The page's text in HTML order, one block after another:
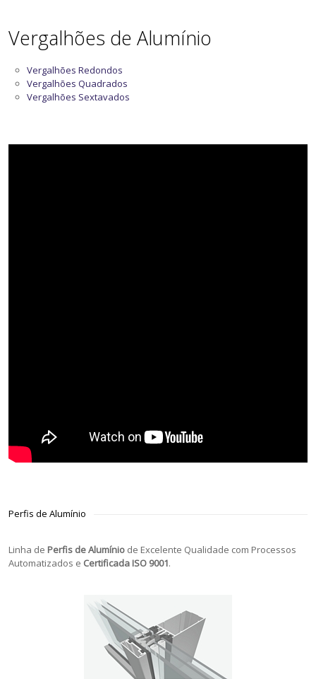
Vergalhões de Alumínio
Vergalhões Redondos
Vergalhões Quadrados
Vergalhões Sextavados
Perfis de Alumínio
Linha de Perfis de Alumínio de Excelente Qualidade com Processos
Automatizados e Certificada ISO 9001.